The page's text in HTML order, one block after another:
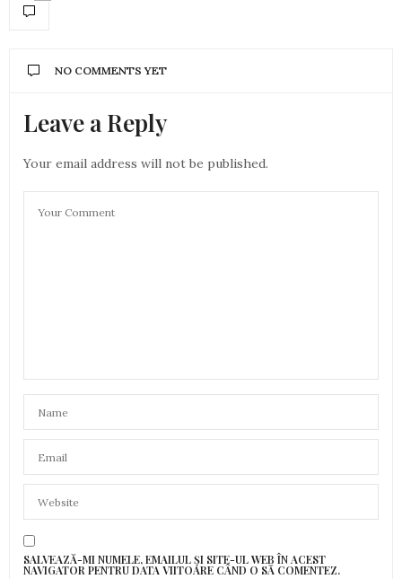
NO COMMENTS YET
Leave a Reply
Your email address will not be published.
SALVEAZĂ-MI NUMELE, EMAILUL ȘI SITE-UL WEB ÎN ACEST
NAVIGATOR PENTRU DATA VIITOARE CÂND O SĂ COMENTEZ.